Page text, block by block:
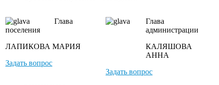
Глава
поселения
ЛАПИКОВА МАРИЯ
Задать вопрос
Глава
администрации
КАЛЯШОВА
АННА
Задать вопрос